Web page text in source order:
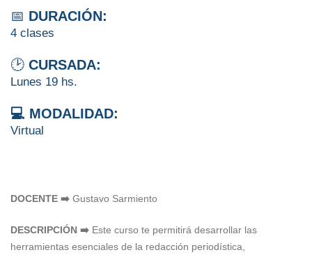
📅 DURACIÓN:
4 clases
🕑 CURSADA:
Lunes 19 hs.
💻 MODALIDAD:
Virtual
DOCENTE ➡️ Gustavo Sarmiento
DESCRIPCIÓN ➡️ Este curso te permitirá desarrollar las
herramientas esenciales de la redacción periodística,